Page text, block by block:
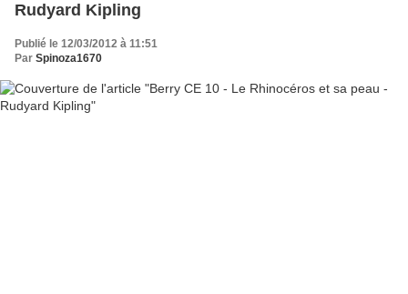
Rudyard Kipling
Publié le 12/03/2012 à 11:51
Par Spinoza1670